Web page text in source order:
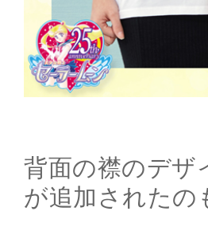
背面の襟のデザ
が追加されたの